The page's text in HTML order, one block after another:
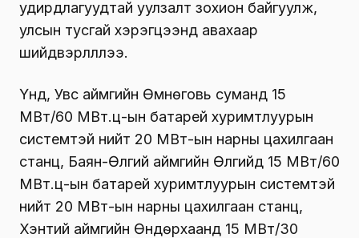
удирдлагуудтай уулзалт зохион байгуулж,
улсын тусгай хэрэгцээнд авахаар
шийдвэрлүүллээ.
Үүнд, Увс аймгийн Өмнөговь суманд 15
МВт/60 МВт.ц-ын батарей хуримтлуурын
системтэй нийт 20 МВт-ын нарны цахилгаан
станц, Баян-Өлгий аймгийн Өлгийд 15 МВт/60
МВт.ц-ын батарей хуримтлуурын системтэй
нийт 20 МВт-ын нарны цахилгаан станц,
Хэнтий аймгийн Өндөрхаанд 15 МВт/30